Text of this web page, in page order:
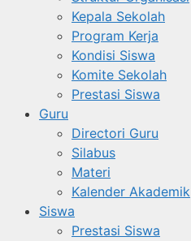
Kepala Sekolah
Program Kerja
Kondisi Siswa
Komite Sekolah
Prestasi Siswa
Guru
Directori Guru
Silabus
Materi
Kalender Akademik
Siswa
Prestasi Siswa